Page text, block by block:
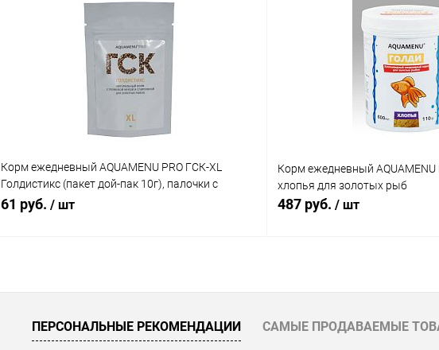
Корм ежедневный AQUAMENU PRO ГСК-XL
Голдистикс (пакет дой-пак 10г), палочки с
гречневой мукой и спирулиной, для золотых
61 руб. / шт
В наличии
Корм ежедневный AQUAMENU
хлопья для золотых рыб
487 руб. / шт
В избранное
ПЕРСОНАЛЬНЫЕ РЕКОМЕНДАЦИИ САМЫЕ ПРОДАВАЕМЫЕ